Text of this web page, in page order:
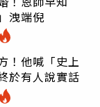
洩端倪
！他喊「史上
於有人說實話